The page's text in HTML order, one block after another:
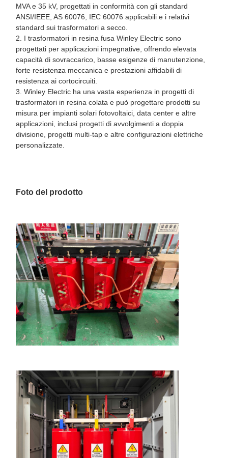
MVA e 35 kV, progettati in conformità con gli standard
ANSI/IEEE, AS 60076, IEC 60076 applicabili e i relativi
standard sui trasformatori a secco.
2. I trasformatori in resina fusa Winley Electric sono
progettati per applicazioni impegnative, offrendo elevata
capacità di sovraccarico, basse esigenze di manutenzione,
forte resistenza meccanica e prestazioni affidabili di
resistenza ai cortocircuiti.
3. Winley Electric ha una vasta esperienza in progetti di
trasformatori in resina colata e può progettare prodotti su
misura per impianti solari fotovoltaici, data center e altre
applicazioni, inclusi progetti di avvolgimenti a doppia
divisione, progetti multi-tap e altre configurazioni elettriche
personalizzate.
Foto del prodotto